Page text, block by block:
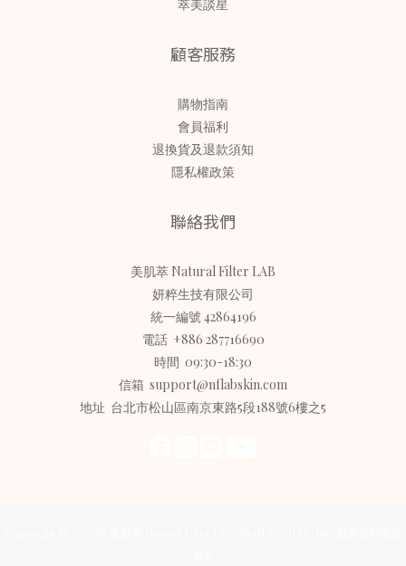
萃美談星
顧客服務
購物指南
會員福利
退換貨及退款須知
隱私權政策
聯絡我們
美肌萃 Natural Filter LAB
妍粹生技有限公司
統一編號 42864196
電話 +886 287716690
時間 09:30-18:30
信箱 support@nflabskin.com
地址 台北市松山區南京東路5段188號6樓之5